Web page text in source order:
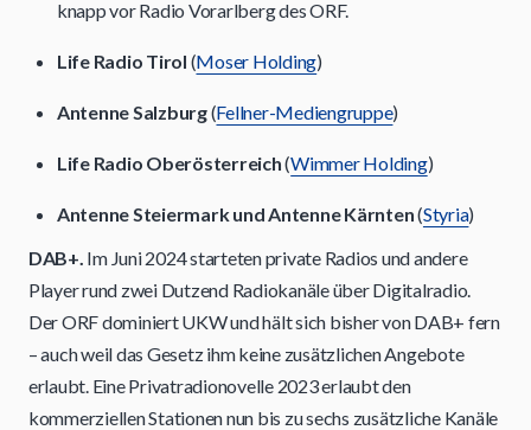
knapp vor Radio Vorarlberg des ORF.
Life Radio Tirol (Moser Holding)
Antenne Salzburg(Fellner-Mediengruppe)
Life Radio Oberösterreich(Wimmer Holding)
Antenne Steiermark und Antenne Kärnten(Styria)
DAB+. Im Juni 2024 starteten private Radios und andere
Player rund zwei Dutzend Radiokanäle über Digitalradio.
Der ORF dominiert UKW und hält sich bisher von DAB+ fern
– auch weil das Gesetz ihm keine zusätzlichen Angebote
erlaubt. Eine Privatradionovelle 2023 erlaubt den
kommerziellen Stationen nun bis zu sechs zusätzliche Kanäle